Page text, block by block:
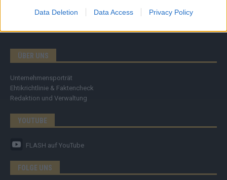
Data Deletion Data Access Privacy Policy
ÜBER UNS
Unternehmensporträt
Ehtikrichtlinie & Faktencheck
Redaktion und Verwaltung
YOUTUBE
FLASH auf YouTube
FOLGE UNS